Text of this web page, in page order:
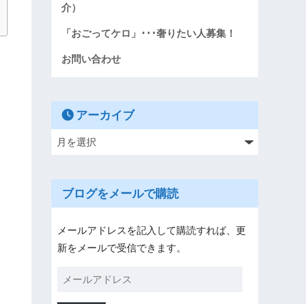
介）
「おごってケロ」･･･奢りたい人募集！
お問い合わせ
アーカイブ
ブログをメールで購読
メールアドレスを記入して購読すれば、更
新をメールで受信できます。